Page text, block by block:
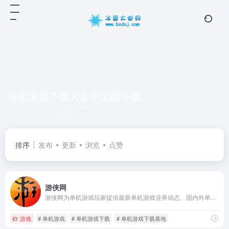
排序 发布 更新 浏览 点赞
游侠网
游戏 # 单机游戏 # 单机游戏下载 # 单机游戏下载基地